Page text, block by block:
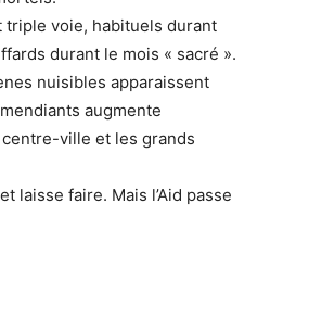
triple voie, habituels durant
durant le mois « sacré ».
nuisibles apparaissent
augmente
ville et les grands
laisse faire. Mais l’Aid passe